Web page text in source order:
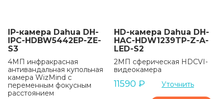
IP-камера Dahua DH-
IPC-HDBW5442EP-ZE-
S3
4МП инфракрасная
антивандальная купольная
камера WizMind с
переменным фокусным
расстоянием
HD-камера Dahua DH-
HAC-HDW1239TP-Z-A-
LED-S2
2МП сферическая HDCVI-
видеокамера
11590 ₽ Уточнить